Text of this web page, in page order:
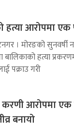
हत्या आरोपमा एक
। मोरङको सुनवर्षी
बालिकाको हत्या
पक्राउ गरी
आरोपमा एक
बनायो